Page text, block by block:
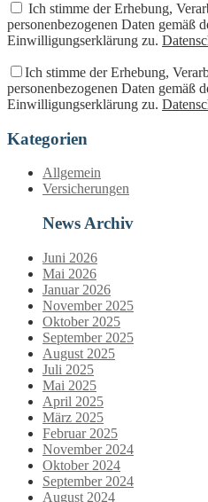
Ich stimme der Erhebung,
personenbezogenen Daten gemäß
Einwilligungserklärung zu.
Ich stimme der Erhebung,
personenbezogenen Daten gemäß
Einwilligungserklärung zu.
Kategorien
Allgemein
Versicherungen
News Archiv
Juni 2026
Mai 2026
Januar 2026
November 2025
Oktober 2025
September 2025
August 2025
Juli 2025
Mai 2025
April 2025
März 2025
Februar 2025
November 2024
Oktober 2024
September 2024
August 2024